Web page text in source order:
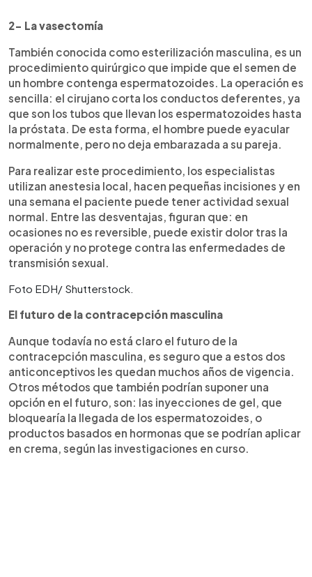
2- La vasectomía
También conocida como esterilización masculina, es un
procedimiento quirúrgico que impide que el semen de
un hombre contenga espermatozoides. La operación es
sencilla: el cirujano corta los conductos deferentes, ya
que son los tubos que llevan los espermatozoides hasta
la próstata. De esta forma, el hombre puede eyacular
normalmente, pero no deja embarazada a su pareja.
Para realizar este procedimiento, los especialistas
utilizan anestesia local, hacen pequeñas incisiones y en
una semana el paciente puede tener actividad sexual
normal. Entre las desventajas, figuran que: en
ocasiones no es reversible, puede existir dolor tras la
operación y no protege contra las enfermedades de
transmisión sexual.
Foto EDH/ Shutterstock.
El futuro de la contracepción masculina
Aunque todavía no está claro el futuro de la
contracepción masculina, es seguro que a estos dos
anticonceptivos les quedan muchos años de vigencia.
Otros métodos que también podrían suponer una
opción en el futuro, son: las inyecciones de gel, que
bloquearía la llegada de los espermatozoides, o
productos basados en hormonas que se podrían aplicar
en crema, según las investigaciones en curso.